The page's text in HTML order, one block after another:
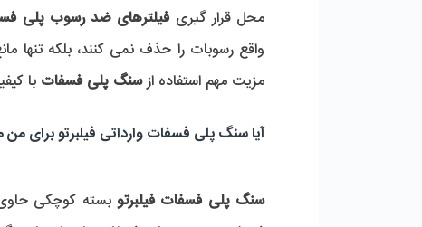
محل قرار گیری فیلترهای ضد رسوب پلی
مزیت مهم استفاده از سنگ پلی فسفات با
آیا سنگ پلی فسفات وارداتی فیلبرتو برای
سنگ پلی فسفات فیلبرتو